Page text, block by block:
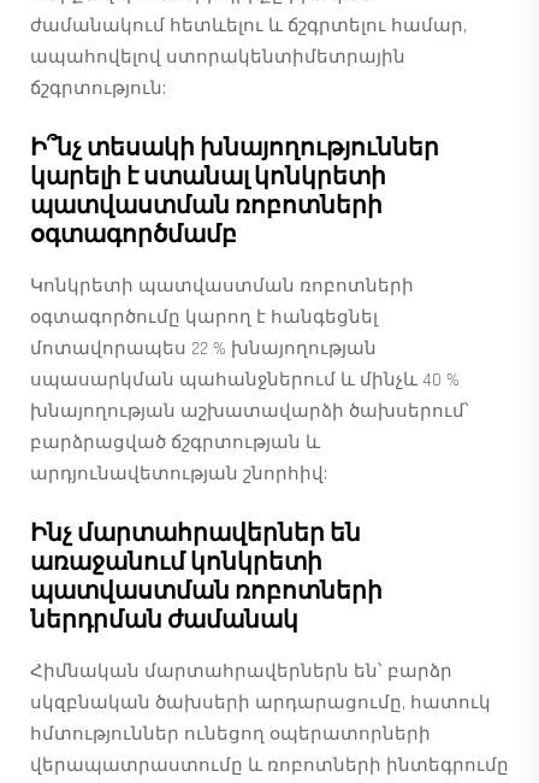
ժամանակում հետևելու և ճշգրտելու համար,
ապահովելով ստորակենտիմետրային
ճշգրտություն:
Ի՞նչ տեսակի խնայողություններ
կարելի է ստանալ կոնկրետի
պատվաստման ռոբոտների
օգտագործմամբ
Կոնկրետի պատվաստման ռոբոտների
օգտագործումը կարող է հանգեցնել
մոտավորապես 22 % խնայողության
սպասարկման պահանջներում և մինչև 40 %
խնայողության աշխատավարձի ծախսերում՝
բարձրացված ճշգրտության և
արդյունավետության շնորհիվ:
Ինչ մարտահրավերներ են
առաջանում կոնկրետի
պատվաստման ռոբոտների
ներդրման ժամանակ
Հիմնական մարտահրավերներն են՝ բարձր
սկզբնական ծախսերի արդարացումը, հատուկ
հմտություններ ունեցող օպերատորների
վերապատրաստումը և ռոբոտների ինտեգրումը